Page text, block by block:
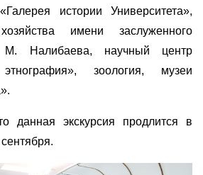
истории Университета»,
имени заслуженного
М. Налибаева, научный центр
зоология, музеи
данная экскурсия продлится в